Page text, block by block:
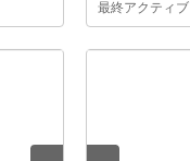
最終アクティ